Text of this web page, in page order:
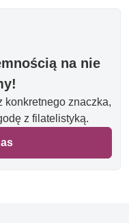
na nie
konkretnego znaczka,
z filatelistyką.